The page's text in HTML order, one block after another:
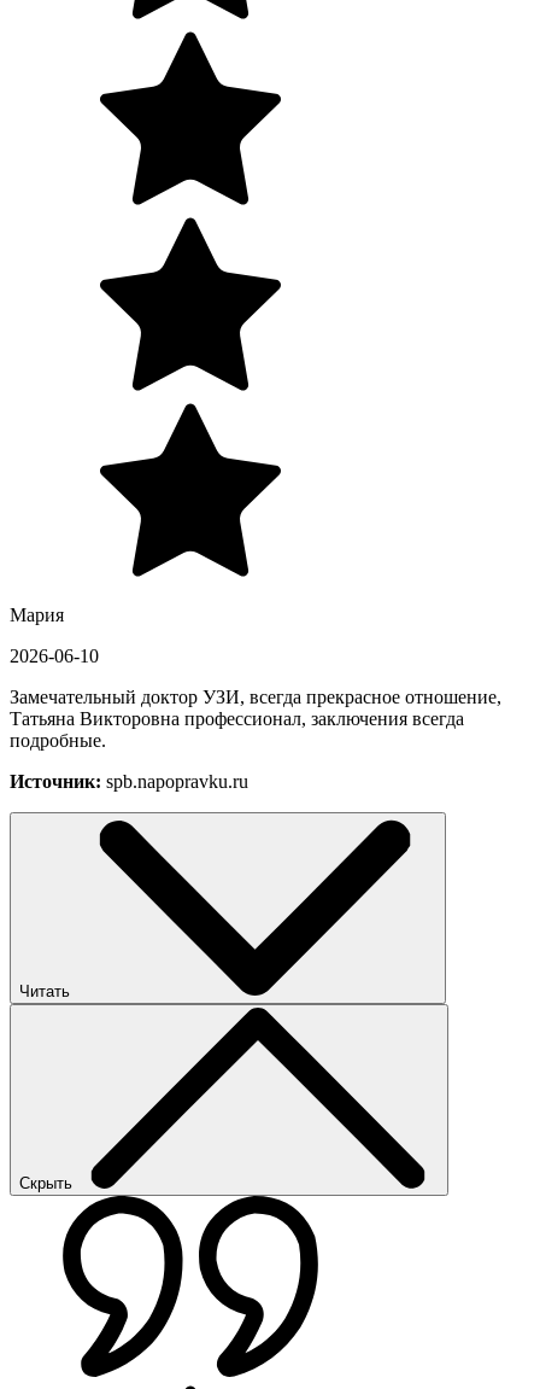
Мария
2026-06-10
Замечательный доктор УЗИ, всегда прекрасное отношение,
Татьяна Викторовна профессионал, заключения всегда
подробные.
Источник: spb.napopravku.ru
Читать
Скрыть